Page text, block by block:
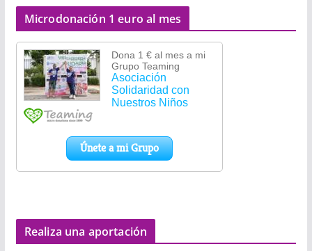
Microdonación 1 euro al mes
Realiza una aportación